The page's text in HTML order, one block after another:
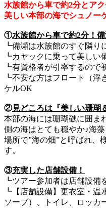
水族館から車で約2分とアク
美しい本部の海でシュノー
①水族館から車で約2分！備
┗備瀬は水族館のすぐ隣り
┗カヤックに乗って美しい
┗有資格者が引率するので
┗不安な方はフロート（浮
ケルOK
②見どころは『美しい珊瑚
本部の海には珊瑚礁に囲ま
側の海はとても穏やか♪海
場所で”海の畑”と呼ばれ、
す。
③充実した店舗設備！
┗ツアー参加者は店舗設備
┗【店舗設備】更衣室・温
ソープ）、トイレ、ロッカ